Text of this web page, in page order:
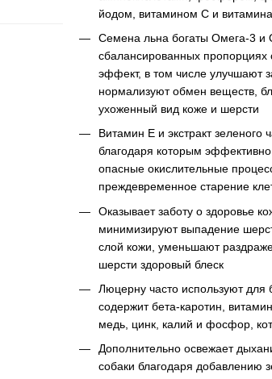
йодом, витамином С и
Семена льна богаты Омега-3
сбалансированных
эффект, в том числе улучшают
нормализуют обмен веществ,
ухоженный вид коже и шерсти
Витамин Е и экстракт
благодаря которым
опасные окислительные
преждевременное старение
Оказывает заботу о здоровье
минимизируют выпадение
слой кожи, уменьшают
шерсти здоровый блеск
Люцерну часто используют для
содержит бета-каротин,
медь, цинк, калий и фосфор,
Дополнительно освежает
собаки благодаря добавлению